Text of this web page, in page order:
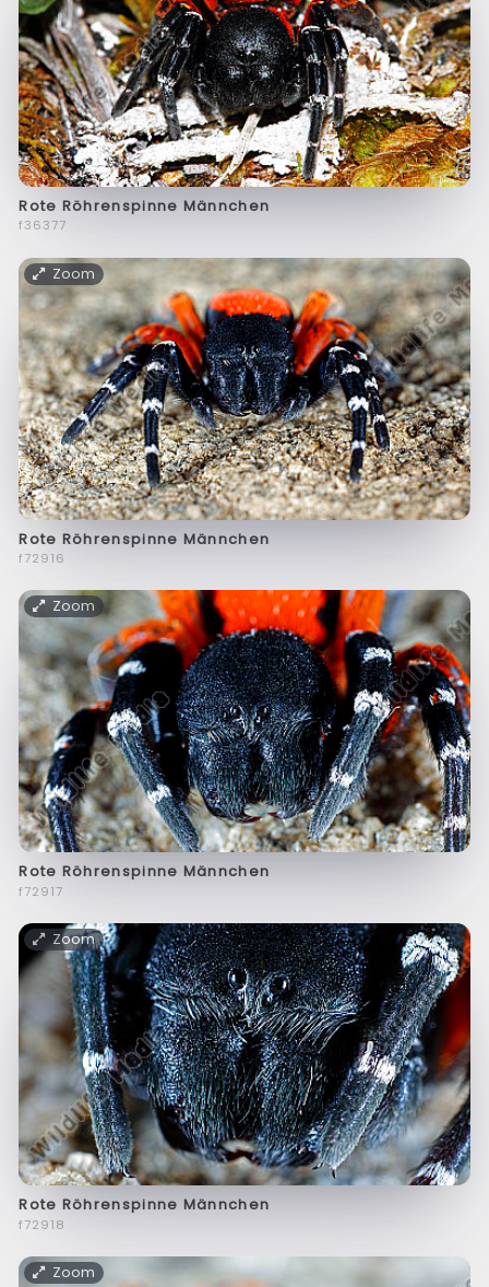
Rote Röhrenspinne Männchen
f36377
Zoom
Rote Röhrenspinne Männchen
f72916
Zoom
Rote Röhrenspinne Männchen
f72917
Zoom
Rote Röhrenspinne Männchen
f72918
Zoom